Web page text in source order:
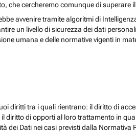
che cercheremo comunque di
avvenire tramite algoritmi di
un livello di sicurezza dei dati
umana e delle normative vigenti in
diritti tra i quali rientrano: il diritto di
diritto di opporti al loro trattamento in
Dati nei casi previsti dalla